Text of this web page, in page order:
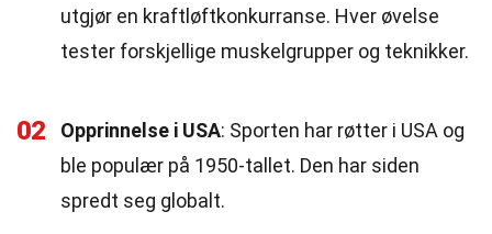
utgjør en kraftløftkonkurranse. Hver øvelse
tester forskjellige muskelgrupper og teknikker.
02 Opprinnelse i USA: Sporten har røtter i USA og
ble populær på 1950-tallet. Den har siden
spredt seg globalt.